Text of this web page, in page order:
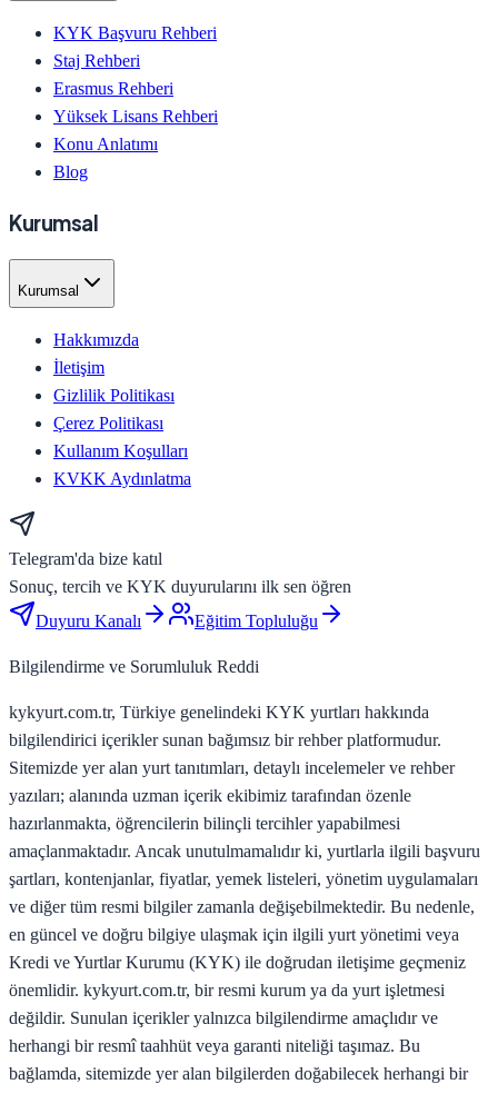
KYK Başvuru Rehberi
Staj Rehberi
Erasmus Rehberi
Yüksek Lisans Rehberi
Konu Anlatımı
Blog
Kurumsal
Kurumsal
Hakkımızda
İletişim
Gizlilik Politikası
Çerez Politikası
Kullanım Koşulları
KVKK Aydınlatma
Telegram'da bize katıl
Sonuç, tercih ve KYK duyurularını ilk sen öğren
Duyuru Kanalı
Eğitim Topluluğu
Bilgilendirme ve Sorumluluk Reddi
kykyurt.com.tr, Türkiye genelindeki KYK yurtları hakkında
bilgilendirici içerikler sunan bağımsız bir rehber platformudur.
Sitemizde yer alan yurt tanıtımları, detaylı incelemeler ve rehber
yazıları; alanında uzman içerik ekibimiz tarafından özenle
hazırlanmakta, öğrencilerin bilinçli tercihler yapabilmesi
amaçlanmaktadır. Ancak unutulmamalıdır ki, yurtlarla ilgili başvuru
şartları, kontenjanlar, fiyatlar, yemek listeleri, yönetim uygulamaları
ve diğer tüm resmi bilgiler zamanla değişebilmektedir. Bu nedenle,
en güncel ve doğru bilgiye ulaşmak için ilgili yurt yönetimi veya
Kredi ve Yurtlar Kurumu (KYK) ile doğrudan iletişime geçmeniz
önemlidir. kykyurt.com.tr, bir resmi kurum ya da yurt işletmesi
değildir. Sunulan içerikler yalnızca bilgilendirme amaçlıdır ve
herhangi bir resmî taahhüt veya garanti niteliği taşımaz. Bu
bağlamda, sitemizde yer alan bilgilerden doğabilecek herhangi bir